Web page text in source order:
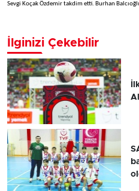
Sevgi Koçak Özdemir takdim etti. Burhan
İlginizi Çekebilir